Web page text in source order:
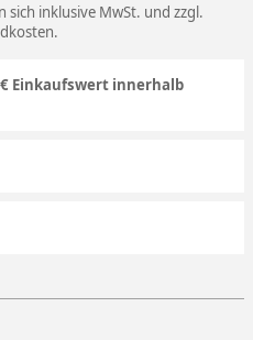
sich inklusive MwSt. und zzgl.
.
Einkaufswert innerhalb